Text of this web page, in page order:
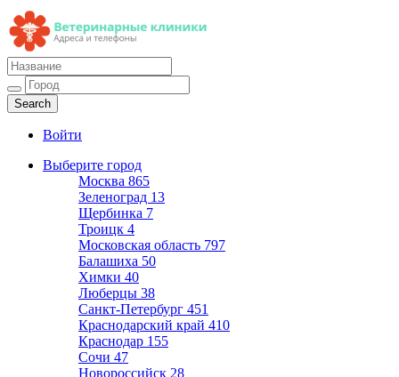
Ветеринарные клиники
Адреса и телефоны
Войти
Выберите город
Москва 865
Зеленоград 13
Щербинка 7
Троицк 4
Московская область 797
Балашиха 50
Химки 40
Люберцы 38
Санкт-Петербург 451
Краснодарский край 410
Краснодар 155
Сочи 47
Новороссийск 28